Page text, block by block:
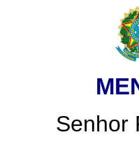
Senhor